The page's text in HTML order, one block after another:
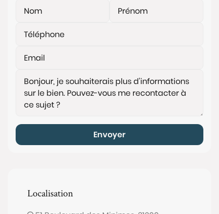
Envoyer
Localisation